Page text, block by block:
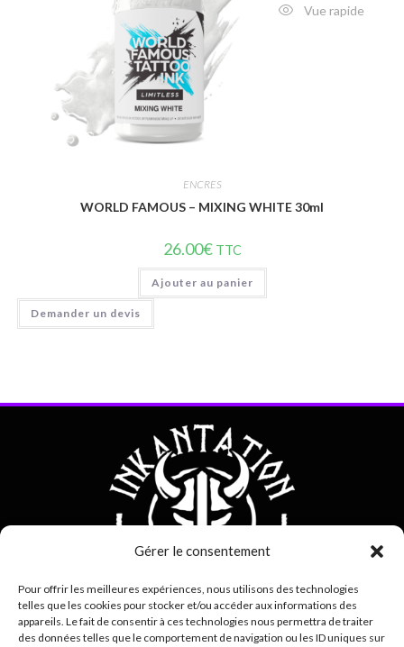
Gérer le consentement
Pour offrir les meilleures expériences, nous utilisons des technologies
telles que les cookies pour stocker et/ou accéder aux informations des
appareils. Le fait de consentir à ces technologies nous permettra de traiter
des données telles que le comportement de navigation ou les ID uniques sur
Vue rapide
ENCRES
WORLD FAMOUS – MIXING WHITE 30ml
26.00€ TTC
Ajouter au panier
Demander un devis